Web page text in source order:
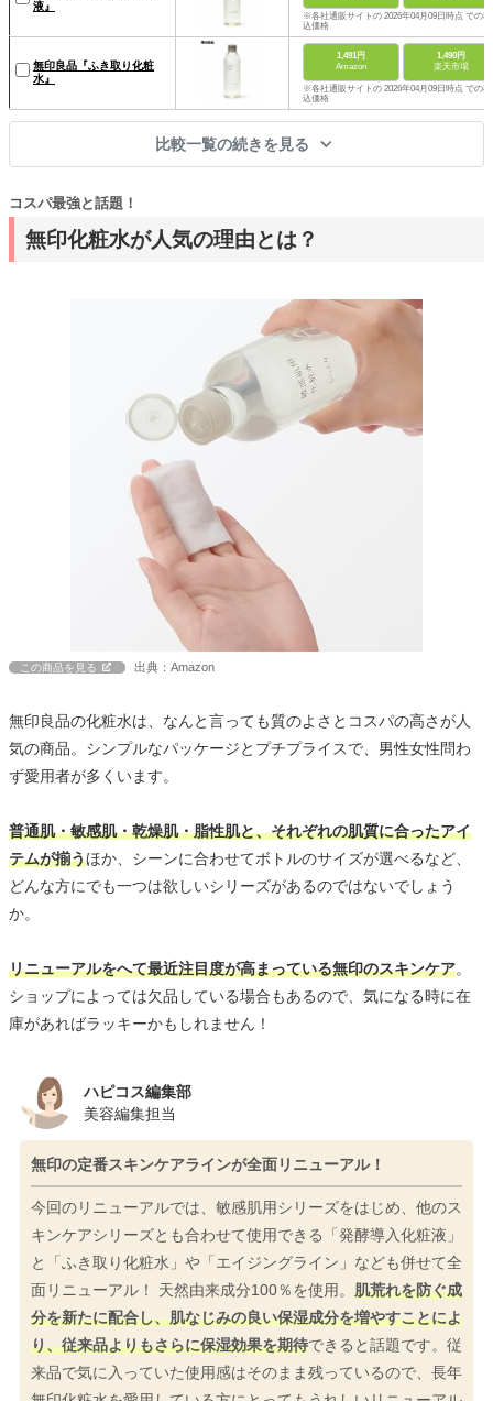
液』
※各社通販サイトの 2026年04月09日時点 での税
込価格
無印良品『ふき取り化粧
水』
1,491円
Amazon
1,490円
楽天市場
※各社通販サイトの 2026年04月09日時点 での税
込価格
比較一覧の続きを見る
無印化粧水が人気の理由とは？
コスパ最強と話題！
この商品を見る 出典：Amazon
無印良品の化粧水は、なんと言っても質のよさとコスパの高さが人
気の商品。シンプルなパッケージとプチプライスで、男性女性問わ
ず愛用者が多くいます。
普通肌・敏感肌・乾燥肌・脂性肌と、それぞれの肌質に合ったアイ
テムが揃うほか、シーンに合わせてボトルのサイズが選べるなど、
どんな方にでも一つは欲しいシリーズがあるのではないでしょう
か。
リニューアルをへて最近注目度が高まっている無印のスキンケア。
ショップによっては欠品している場合もあるので、気になる時に在
庫があればラッキーかもしれません！
ハピコス編集部
美容編集担当
無印の定番スキンケアラインが全面リニューアル！
今回のリニューアルでは、敏感肌用シリーズをはじめ、他のス
キンケアシリーズとも合わせて使用できる「発酵導入化粧液」
と「ふき取り化粧水」や「エイジングライン」なども併せて全
面リニューアル！ 天然由来成分100％を使用。 肌荒れを防ぐ成
分を新たに配合し、肌なじみの良い保湿成分を増やすことによ
り、従来品よりもさらに保湿効果を期待できると話題です。従
来品で気に入っていた使用感はそのまま残っているので、長年